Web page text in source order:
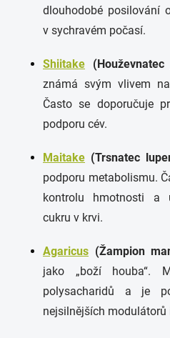
dlouhodobé posilování
v sychravém počasí.
Shiitake
známá svým vlivem
Často se doporučuje
podporu cév.
Maitake (Trsnatec
podporu metabolismu.
kontrolu hmotnosti a
cukru v krvi.
Agaricus (Žampion
jako „boží houba“.
polysacharidů a je
nejsilnějších